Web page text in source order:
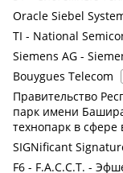
Oracle Siebel
TI - National
Siemens AG -
Bouygues Telecom
Правительство
парк имени
технопарк в сфере
SIGNificant
F6 - F.A.С.С.T. -